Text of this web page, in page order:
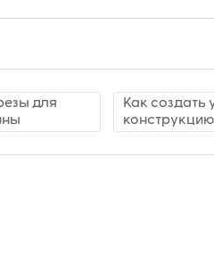
для
Как создать
конструкцию